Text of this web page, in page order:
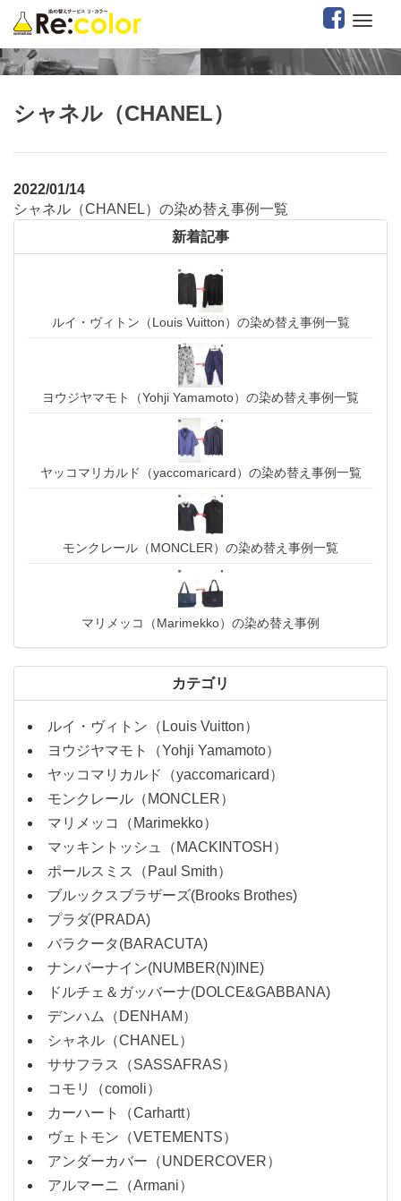
シャネル（CHANEL）
2022/01/14
シャネル（CHANEL）の染め替え事例一覧
新着記事
ルイ・ヴィトン（Louis Vuitton）の染め替え事例一覧
ヨウジヤマモト（Yohji Yamamoto）の染め替え事例一覧
ヤッコマリカルド（yaccomaricard）の染め替え事例一覧
モンクレール（MONCLER）の染め替え事例一覧
マリメッコ（Marimekko）の染め替え事例
カテゴリ
ルイ・ヴィトン（Louis Vuitton）
ヨウジヤマモト（Yohji Yamamoto）
ヤッコマリカルド（yaccomaricard）
モンクレール（MONCLER）
マリメッコ（Marimekko）
マッキントッシュ（MACKINTOSH）
ポールスミス（Paul Smith）
ブルックスブラザーズ(Brooks Brothes)
プラダ(PRADA)
バラクータ(BARACUTA)
ナンバーナイン(NUMBER(N)INE)
ドルチェ＆ガッバーナ(DOLCE&GABBANA)
デンハム（DENHAM）
シャネル（CHANEL）
ササフラス（SASSAFRAS）
コモリ（comoli）
カーハート（Carhartt）
ヴェトモン（VETEMENTS）
アンダーカバー（UNDERCOVER）
アルマーニ（Armani）